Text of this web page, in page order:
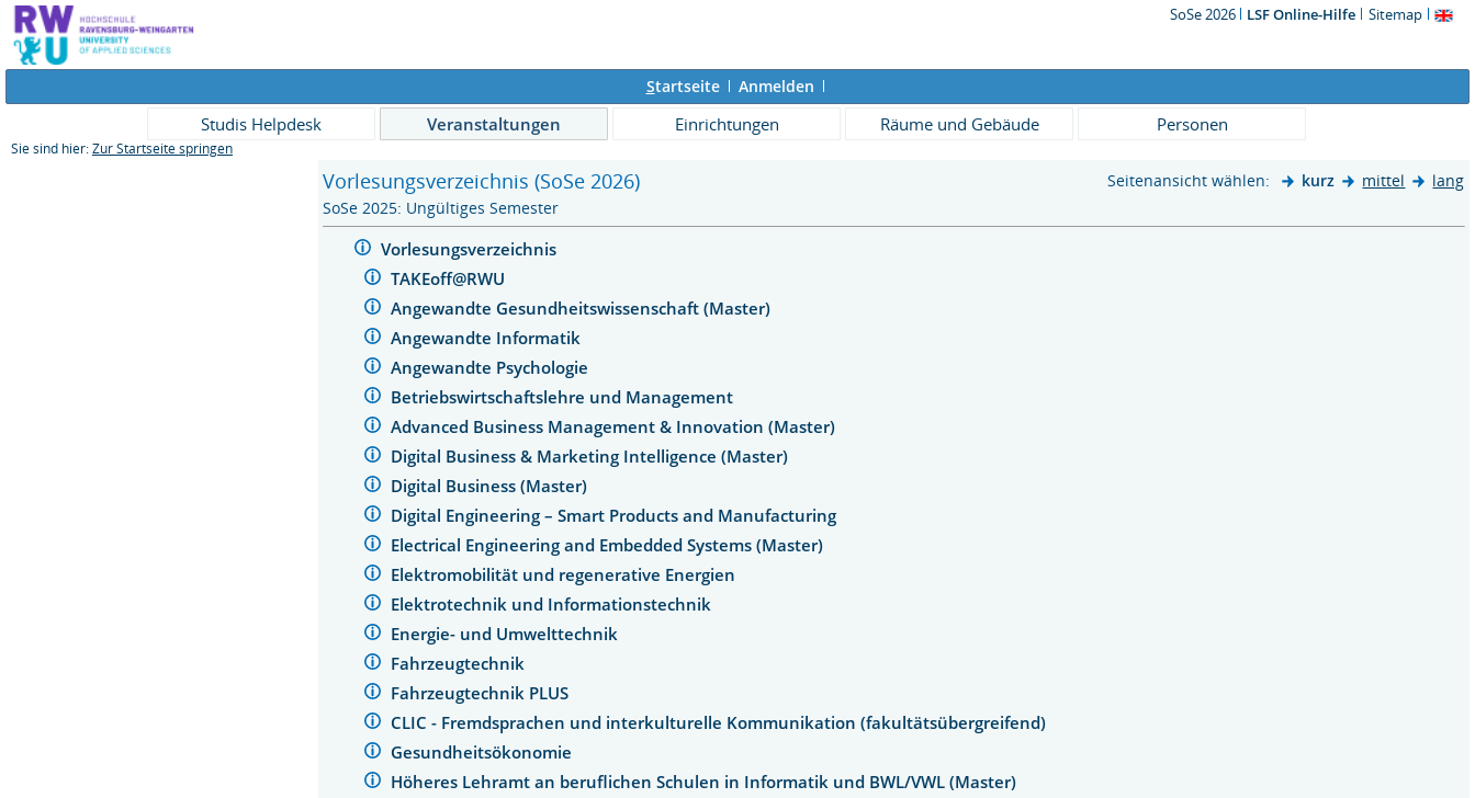
SoSe 2026 LSF Online-Hilfe Sitemap
Startseite Anmelden
Studis Helpdesk Veranstaltungen Einrichtungen Räume und Gebäude Personen
Sie sind hier: Zur Startseite springen
Vorlesungsverzeichnis (SoSe 2026) Seitenansicht wählen: kurz mittel
lang
SoSe 2025: Ungültiges Semester
Vorlesungsverzeichnis
TAKEoff@RWU
Angewandte Gesundheitswissenschaft (Master)
Angewandte Informatik
Angewandte Psychologie
Betriebswirtschaftslehre und Management
Advanced Business Management & Innovation (Master)
Digital Business & Marketing Intelligence (Master)
Digital Business (Master)
Digital Engineering – Smart Products and Manufacturing
Electrical Engineering and Embedded Systems (Master)
Elektromobilität und regenerative Energien
Elektrotechnik und Informationstechnik
Energie- und Umwelttechnik
Fahrzeugtechnik
Fahrzeugtechnik PLUS
CLIC - Fremdsprachen und interkulturelle Kommunikation (fakultätsübergreifend)
Gesundheitsökonomie
Höheres Lehramt an beruflichen Schulen in Informatik und BWL/VWL (Master)